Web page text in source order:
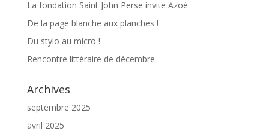
La fondation Saint John Perse invite Azoé
De la page blanche aux planches !
Du stylo au micro !
Rencontre littéraire de décembre
Archives
septembre 2025
avril 2025